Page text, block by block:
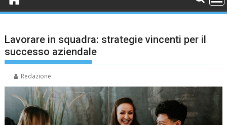
Lavorare in squadra: strategie vincenti per il
successo aziendale
Redazione